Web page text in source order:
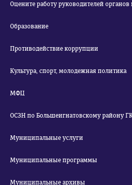
Оцените работу руководителей
Образование
Противодействие коррупции
Культура, спорт, молодежная политика
МФЦ
ОСЗН по Большеигнатовскому району
Муниципальные услуги
Муниципальные программы
Муниципальные архивы